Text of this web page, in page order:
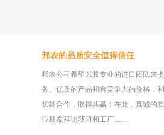
邦农的品质安全值得信任
邦农公司希望以其专业的进口团队来
务、优质的产品和有竞争力的价格，
长期合作，取得共赢！在此，真诚的
位朋友拜访我司和工厂……